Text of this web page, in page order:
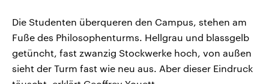
Die Studenten überqueren den Campus, stehen am
Fuße des Philosophenturms. Hellgrau und blassgelb
getüncht, fast zwanzig Stockwerke hoch, von außen
sieht der Turm fast wie neu aus. Aber dieser Eindruck